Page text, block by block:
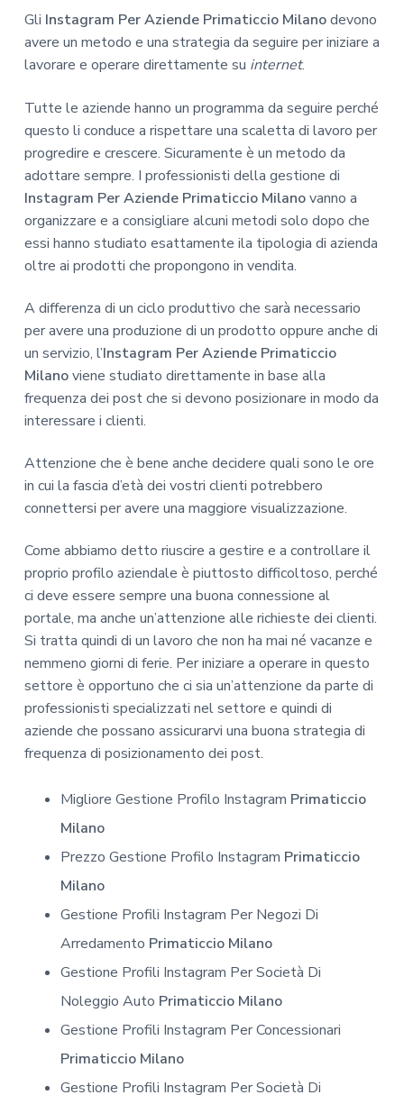
Gli Instagram Per Aziende Primaticcio Milanodevono
avere un metodo e una strategia da seguire per iniziare a
lavorare e operare direttamente su internet.
Tutte le aziende hanno un programma da seguire perché
questo li conduce a rispettare una scaletta di lavoro per
progredire e crescere. Sicuramente è un metodo da
adottare sempre. I professionisti della gestione di
Instagram Per Aziende Primaticcio Milanovanno a
organizzare e a consigliare alcuni metodi solo dopo che
essi hanno studiato esattamente ila tipologia di azienda
oltre ai prodotti che propongono in vendita.
A differenza di un ciclo produttivo che sarà necessario
per avere una produzione di un prodotto oppure anche di
un servizio, l’Instagram Per Aziende Primaticcio
Milanoviene studiato direttamente in base alla
frequenza dei post che si devono posizionare in modo da
interessare i clienti.
Attenzione che è bene anche decidere quali sono le ore
in cui la fascia d’età dei vostri clienti potrebbero
connettersi per avere una maggiore visualizzazione.
Come abbiamo detto riuscire a gestire e a controllare il
proprio profilo aziendale è piuttosto difficoltoso, perché
ci deve essere sempre una buona connessione al
portale, ma anche un’attenzione alle richieste dei clienti.
Si tratta quindi di un lavoro che non ha mai né vacanze e
nemmeno giorni di ferie. Per iniziare a operare in questo
settore è opportuno che ci sia un’attenzione da parte di
professionisti specializzati nel settore e quindi di
aziende che possano assicurarvi una buona strategia di
frequenza di posizionamento dei post.
Migliore Gestione Profilo Instagram Primaticcio
Milano
Prezzo Gestione Profilo Instagram Primaticcio
Milano
Gestione Profili Instagram Per Negozi Di
Arredamento Primaticcio Milano
Gestione Profili Instagram Per Società Di
Noleggio Auto Primaticcio Milano
Gestione Profili Instagram Per Concessionari
Primaticcio Milano
Gestione Profili Instagram Per Società Di